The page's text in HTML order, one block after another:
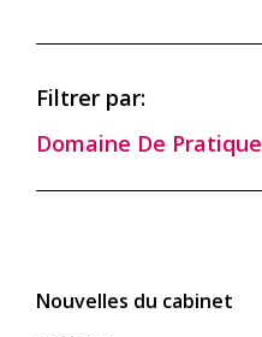
Filtrer par:
Domaine De Pratique
Nouvelles du cabinet